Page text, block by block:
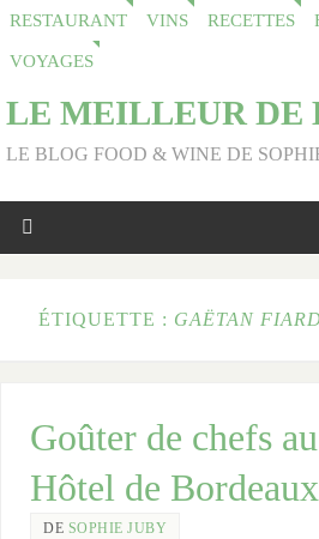
RESTAURANT VINS RECETTES
VOYAGES
LE MEILLEUR DE
LE BLOG FOOD & WINE DE
ÉTIQUETTE : GAËTAN
Goûter de chefs
Hôtel de Bordeaux
DE SOPHIE JUBY